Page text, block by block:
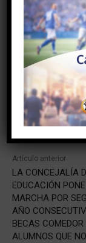
TAGS
#torreviejaon
Facebook
Artículo anterior
LA CONCEJALÍA
EDUCACIÓN
MARCHA POR
AÑO
BECAS
ALUMNOS QUE